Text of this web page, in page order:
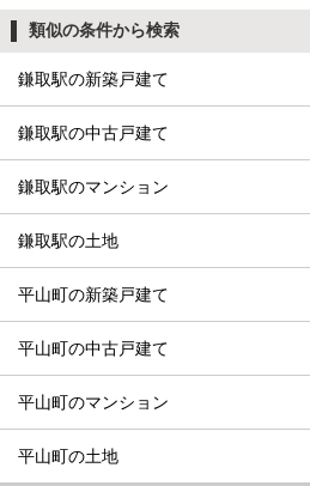
類似の条件から検索
鎌取駅の新築戸建て
鎌取駅の中古戸建て
鎌取駅のマンション
鎌取駅の土地
平山町の新築戸建て
平山町の中古戸建て
平山町のマンション
平山町の土地